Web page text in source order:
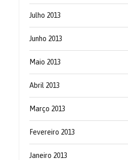
Julho 2013
Junho 2013
Maio 2013
Abril 2013
Março 2013
Fevereiro 2013
Janeiro 2013